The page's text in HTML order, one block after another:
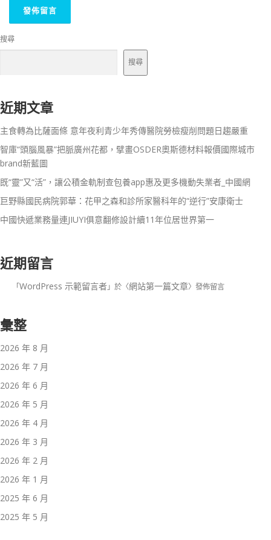
搜尋
搜尋
近期文章
主食轉為比薩面條 意年夜利青少年秀傳醫院勞檢瘦削問題日趨嚴重
智庫“頭腦風暴”把脈廣州花都，擘畫OSDER奧斯德材料報價國際城市
brand新藍圖
既“靈”又“活”，讓公積金軌制查包養app惠及更多機動失業者_中國網
巨野縣國民病院郭華：花甲之森和診所家醫科年的“逆行”安康衛士
中國快遞業務量連JIUYI俱意翻修設計續11年位居世界第一
近期留言
「WordPress 示範留言者」於〈網站第一篇文章〉發佈留言
彙整
2026 年 8 月
2026 年 7 月
2026 年 6 月
2026 年 5 月
2026 年 4 月
2026 年 3 月
2026 年 2 月
2026 年 1 月
2025 年 6 月
2025 年 5 月